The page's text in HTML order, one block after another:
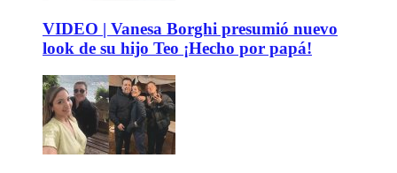
VIDEO | Vanesa Borghi presumió nuevo
look de su hijo Teo ¡Hecho por papá!